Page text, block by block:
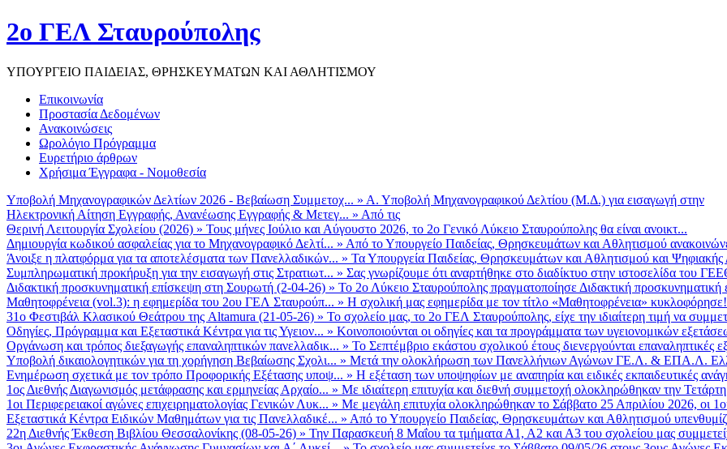
2ο ΓΕΛ Σταυρούπολης
ΥΠΟΥΡΓΕΙΟ ΠΑΙΔΕΙΑΣ, ΘΡΗΣΚΕΥΜΑΤΩΝ ΚΑΙ ΑΘΛΗΤΙΣΜΟΥ
Επικοινωνία
Προστασία Δεδομένων
Ανακοινώσεις
Ωρολόγιο Πρόγραμμα
Ευρετήριο άρθρων
Χρήσιμα Έγγραφα - Νομοθεσία
Υποβολή Μηχανογραφικών Δελτίων 2026 - Βεβαίωση Συμμετοχ... » Α. Υποβολή Μηχανογραφικού Δελτίου (Μ.Δ.) για εισαγωγή στην
Ηλεκτρονική Αίτηση Εγγραφής, Ανανέωσης Εγγραφής & Μετεγ... » Από τις
Θερινή Λειτουργία Σχολείου (2026) » Τους μήνες Ιούλιο και Αύγουστο 2026, το 2ο Γενικό Λύκειο Σταυρούπολης θα είναι ανοικτ...
Δημιουργία κωδικού ασφαλείας για το Μηχανογραφικό Δελτί... » Από το Υπουργείο Παιδείας, Θρησκευμάτων και Αθλητισμού
Άνοιξε η πλατφόρμα για τα αποτελέσματα των Πανελλαδικών... » Τα Υπουργεία Παιδείας, Θρησκευμάτων και Αθλητισμού και Ψηφιακής
Συμπληρωματική προκήρυξη για την εισαγωγή στις Στρατιωτ... » Σας γνωρίζουμε ότι αναρτήθηκε στο διαδίκτυο στην ιστοσελίδα του
Διδακτική προσκυνηματική επίσκεψη στη Σουρωτή (2-04-26) » Το 2ο Λύκειο Σταυρούπολης πραγματοποίησε Διδακτική προσκυνηματική
Μαθητοφρένεια (vol.3): η εφημερίδα του 2ου ΓΕΛ Σταυρούπ... » Η σχολική μας εφημερίδα με τον τίτλο «Μαθητοφρένεια»
31ο Φεστιβάλ Κλασικού Θεάτρου της Altamura (21-05-26) » Το σχολείο μας, το 2ο ΓΕΛ Σταυρούπολης, είχε την ιδιαίτερη τιμή να
Οδηγίες, Πρόγραμμα και Εξεταστικά Κέντρα για τις Υγειον... » Κοινοποιούνται οι οδηγίες και τα προγράμματα των υγειονομικών
Οργάνωση και τρόπος διεξαγωγής επαναληπτικών πανελλαδικ... » Το Σεπτέμβριο εκάστου σχολικού έτους διενεργούνται επαναληπτικές
Υποβολή δικαιολογητικών για τη χορήγηση Βεβαίωσης Σχολι... » Μετά την ολοκλήρωση των Πανελλήνιων Αγώνων ΓΕ.Λ. & ΕΠΑ.Λ.
Ενημέρωση σχετικά με τον τρόπο Προφορικής Εξέτασης υποψ... » Η εξέταση των υποψηφίων με αναπηρία και ειδικές εκπαιδευτικές
1ος Διεθνής Διαγωνισμός μετάφρασης και ερμηνείας Αρχαίο... » Με ιδιαίτερη επιτυχία και διεθνή συμμετοχή ολοκληρώθηκαν την
1οι Περιφερειακοί αγώνες επιχειρηματολογίας Γενικών Λυκ... » Με μεγάλη επιτυχία ολοκληρώθηκαν το Σάββατο 25 Απριλίου 2026, οι
Εξεταστικά Κέντρα Ειδικών Μαθημάτων για τις Πανελλαδικέ... » Από το Υπουργείο Παιδείας, Θρησκευμάτων και Αθλητισμού
22η Διεθνής Έκθεση Βιβλίου Θεσσαλονίκης (08-05-26) » Την Παρασκευή 8 Μαΐου τα τμήματα Α1, Α2 και Α3 του σχολείου μας